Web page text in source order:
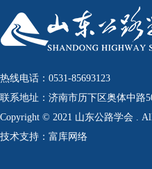
热线电话：0531-85693123
联系地址：济南市历下区奥体中路
Copyright © 2021 山东公路学会 .
技术支持：富库网络